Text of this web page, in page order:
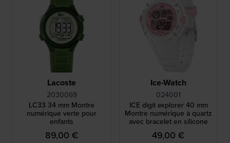
Lacoste
2030069
LC33 34 mm Montre
numérique verte pour
enfants
89,00 €
Ice-Watch
024001
ICE digit explorer 40 mm
Montre numérique à quartz
avec bracelet en silicone
49,00 €